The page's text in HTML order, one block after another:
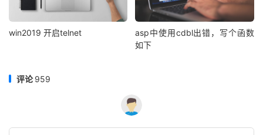
win2019 开启telnet
asp中使用cdbl出错，写个函数
如下
评论959